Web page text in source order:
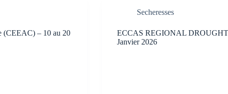
(CEEAC) – 10 au 20
Secheresses
ECCAS REGIONAL
Janvier 2026